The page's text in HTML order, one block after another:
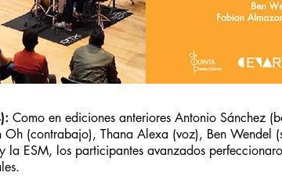
Como en ediciones anteriores Antonio Sánchez
(contrabajo), Thana Alexa (voz), Ben Wendel
la ESM, los participantes avanzados